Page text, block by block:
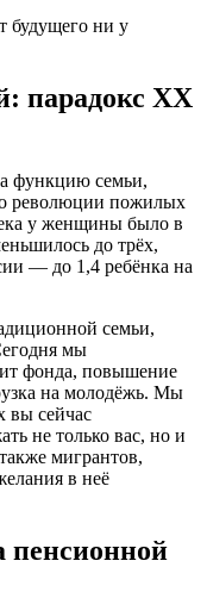
будущего ни у
парадокс ХХ
функцию семьи,
революции пожилых
у женщины было в
до трёх,
— до 1,4 ребёнка на
семьи,
мы
фонда, повышение
на молодёжь. Мы
вы сейчас
не только вас, но и
мигрантов,
в неё
пенсионной